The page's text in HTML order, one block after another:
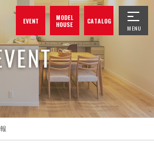
EVENT
MODEL
HOUSE
CATALOG